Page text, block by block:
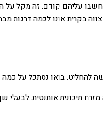
חשבו עליהם קודם. זה מקל
בקרית אונו לכמה דרגות
בואו נסתכל על כמה
תיכונית אותנטית.